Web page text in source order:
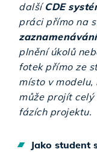
dalšíCDE
práci přímo na
plnění úkolů
fotek přímo ze
místo v
může projít
fázích projektu.
Jako student